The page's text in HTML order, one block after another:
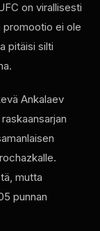
on virallisesti
promootio ei ole
pitäisi silti
Ankalaev
mutta
punnan